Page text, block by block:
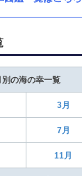
別の海の幸一覧
3月
7月
11月